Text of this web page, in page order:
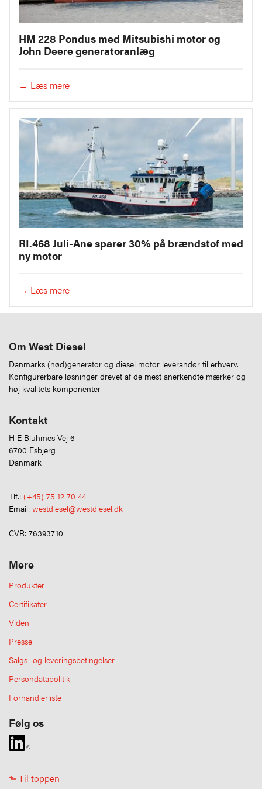
HM 228 Pondus med Mitsubishi motor og
John Deere generatoranlæg
→ Læs mere
RI.468 Juli-Ane sparer 30% på brændstof med
ny motor
→ Læs mere
Om West Diesel
Danmarks (nød)generator og diesel motor leverandør til erhverv.
Konfigurerbare løsninger drevet af de mest anerkendte mærker og
høj kvalitets komponenter
Kontakt
H E Bluhmes Vej 6
6700 Esbjerg
Danmark
Tlf.: (+45) 75 12 70 44
Email: westdiesel@westdiesel.dk
CVR: 76393710
Mere
Produkter
Certifikater
Viden
Presse
Salgs- og leveringsbetingelser
Persondatapolitik
Forhandlerliste
Følg os
⬑ Til toppen